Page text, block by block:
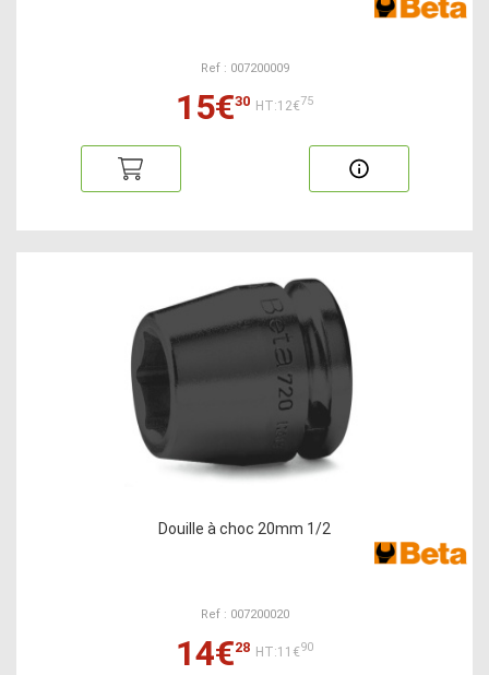
Ref : 007200009
15€30 HT:12€75
Douille à choc 20mm 1/2
Ref : 007200020
14€28 HT:11€90